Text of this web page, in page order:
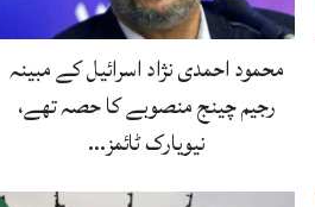
محمود احمدی نژاد اسرائیل کے مبینہ
رجیم چینج منصوبے کا حصہ تھے،
نیویارک ٹائمز…